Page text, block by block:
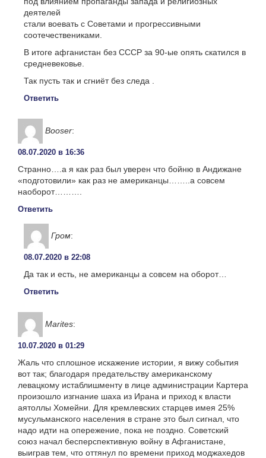
деятелей
стали воевать с Советами и прогрессивными
соотечествениками.
В итоге афганистан без СССР за 90-ые опять скатился в
средневековье.
Так пусть так и сгниёт без следа .
Ответить
Booser:
08.07.2020 в 16:36
Странно….а я как раз был уверен что бойню в Андижане
«подготовили» как раз не американцы……..а совсем
наоборот……….
Ответить
Гром:
08.07.2020 в 22:08
Да так и есть, не американцы а совсем на оборот…
Ответить
Marites:
10.07.2020 в 01:29
Жаль что сплошное искажение истории, я вижу события
вот так; благодаря предательству американскому
левацкому истаблишменту в лице администрации Картера
произошло изгнание шаха из Ирана и приход к власти
аятоллы Хомейни. Для кремлевских старцев имея 25%
мусульманского населения в стране это был сигнал, что
надо идти на опережение, пока не поздно. Советский
союз начал бесперспективную войну в Афганистане,
выиграв тем, что оттянул по времени приход моджахедов